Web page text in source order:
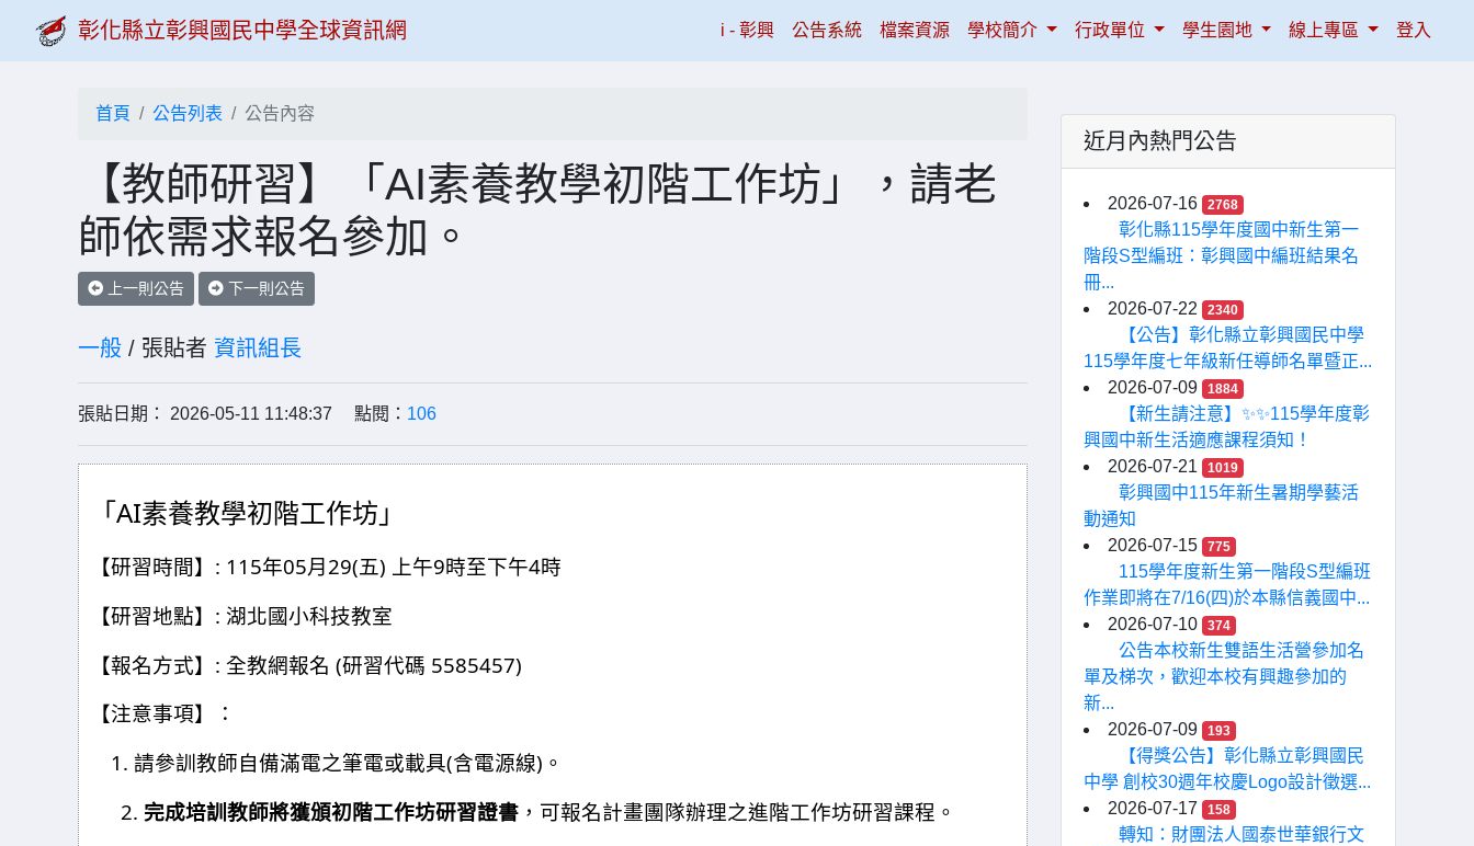
彰化縣立彰興國民中學全球資訊網 i - 彰興(current)
公告系統 檔案資源 學校簡介 行政單位 學生園地 線上專區 登入
首頁 公告列表 公告內容
【教師研習】「AI素養教學初階工作坊」，請老
師依需求報名參加。
上一則公告 下一則公告
一般 / 張貼者 資訊組長
張貼日期： 2026-05-11 11:48:37 點閱： 106
「 AI素養教學初階工作坊」
【研習時間】 : 115年05月 29(五) 上午9時至下午4時
【研習地點】 : 湖北國小科技教室
【報名方式】 : 全教網報名 (研習代碼 5585457)
【注意事項】：
1. 請參訓教師自備滿電之筆電或載具(含電源線) 。
2. 完成培訓教師將獲頒初階工作坊研習證書 ，可報名計畫團隊辦理之進階工作坊研習課程。
近月內熱門公告
2026-07-16 2768
彰化縣115學年度國中新生第一
階段S型編班：彰興國中編班結果名
冊...
2026-07-22
2340
【公告】彰化縣立彰興國民中學
115學年度七年級新任導師名單暨正...
2026-07-09
1884
【新生請注意】✨✨115學年度彰
興國中新生活適應課程須知！
2026-07-21
1019
彰興國中115年新生暑期學藝活
動通知
2026-07-15
775
115學年度新生第一階段S型編班
作業即將在7/16(四)於本縣信義國中...
2026-07-10
374
公告本校新生雙語生活營參加名
單及梯次，歡迎本校有興趣參加的
新...
2026-07-09
193
【得獎公告】彰化縣立彰興國民
中學 創校30週年校慶Logo設計徵選...
2026-07-17
158
轉知：財團法人國泰世華銀行文